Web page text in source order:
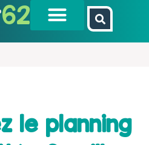
62
le planning